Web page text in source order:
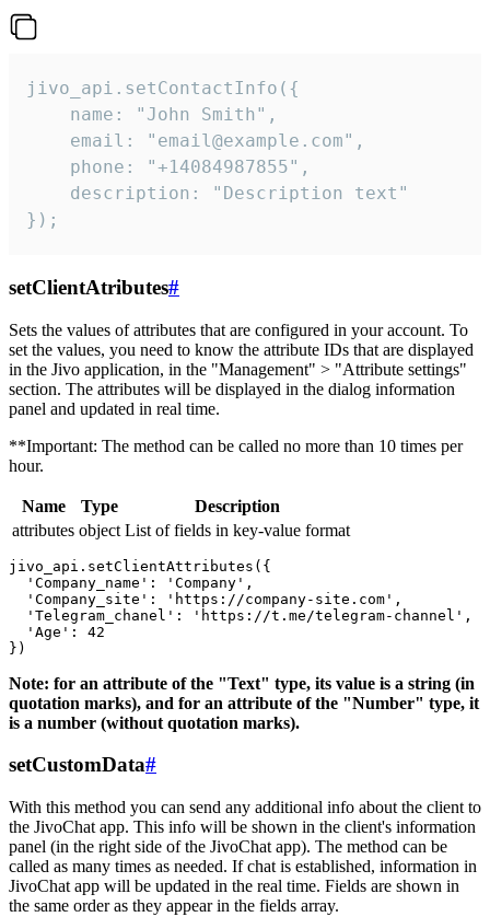
jivo_api.setContactInfo({
    name: "John Smith",
    email: "email@example.com",
    phone: "+14084987855",
    description: "Description text"
});
setClientAtributes#
Sets the values ​​of attributes that are configured in your account. To
set the values, you need to know the attribute IDs that are displayed
in the Jivo application, in the "Management" > "Attribute settings"
section. The attributes will be displayed in the dialog information
panel and updated in real time.
**Important: The method can be called no more than 10 times per
hour.
Name Type
Description
attributes object List of fields in key-value format
jivo_api.setClientAttributes({
  'Company_name': 'Company',
  'Company_site': 'https://company-site.com',
  'Telegram_chanel': 'https://t.me/telegram-channel',
  'Age': 42
Note: for an attribute of the "Text" type, its value is a string (in
quotation marks), and for an attribute of the "Number" type, it
is a number (without quotation marks).
setCustomData#
With this method you can send any additional info about the client to
the JivoChat app. This info will be shown in the client's information
panel (in the right side of the JivoChat app). The method can be
called as many times as needed. If chat is established, information in
JivoChat app will be updated in the real time. Fields are shown in
the same order as they appear in the fields array.